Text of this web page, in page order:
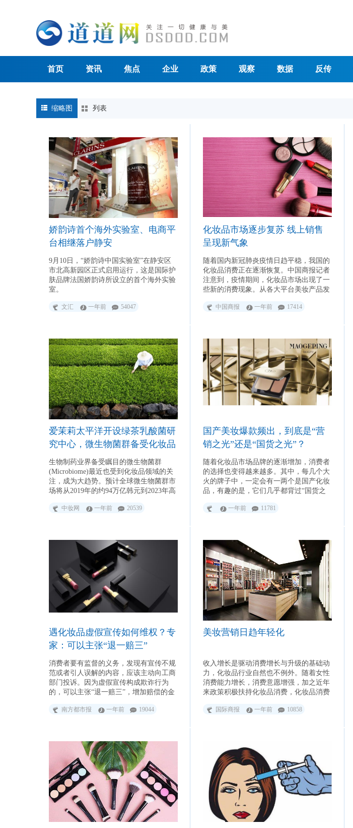
首页 资讯 焦点 企业 政策 观察 数据 反传
缩略图 列表
娇韵诗首个海外实验室、电商平
台相继落户静安
9月10日，“娇韵诗中国实验室”在静安区
市北高新园区正式启用运行，这是国际护
肤品牌法国娇韵诗所设立的首个海外实验
室。
文汇 一年前 54047
化妆品市场逐步复苏 线上销售
呈现新气象
随着国内新冠肺炎疫情日趋平稳，我国的
化妆品消费正在逐渐恢复。中国商报记者
注意到，疫情期间，化妆品市场出现了一
些新的消费现象。从各大平台美妆产品发
数据显示，中国对化妆品和个人护理产品
中国商报 一年前 17414
爱茉莉太平洋开设绿茶乳酸菌研
究中心，微生物菌群备受化妆品
行业关注
生物制药业界备受瞩目的微生物菌群
(Microbiome)最近也受到化妆品领域的关
注，成为大趋势。预计全球微生物菌群市
场将从2019年的约94万亿韩元到2023年高
中妆网 一年前 20539
国产美妆爆款频出，到底是“营
销之光”还是“国货之光”？
随着化妆品市场品牌的逐渐增加，消费者
的选择也变得越来越多。其中，每几个大
火的牌子中，一定会有一两个是国产化妆
品，有趣的是，它们几乎都背过“国货之
一年前 11781
遇化妆品虚假宣传如何维权？专
家：可以主张“退一赔三”
消费者要有监督的义务，发现有宣传不规
范或者引人误解的内容，应该主动向工商
部门投诉。因为虚假宣传构成欺诈行为
的，可以主张“退一赔三”，增加赔偿的金
南方都市报 一年前 19044
美妆营销日趋年轻化
收入增长是驱动消费增长与升级的基础动
力，化妆品行业自然也不例外。随着女性
消费能力增长，消费意愿增强，加之近年
来政策积极扶持化妆品消费，化妆品消费
的扩大。
国际商报 一年前 10858